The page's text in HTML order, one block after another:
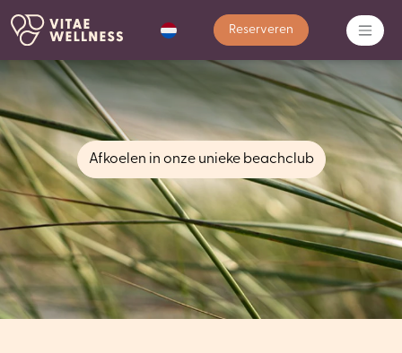
Reserveren
Afkoelen in onze unieke beachclub